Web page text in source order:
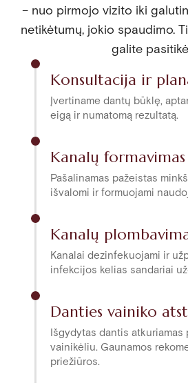
– nuo pirmojo vizito iki
netikėtumų, jokio spaudimo.
galite
Konsultacija ir
Įvertiname dantų būklę,
eigą ir numatomą rezultatą.
Kanalų formavimas
Pašalinamas pažeistas
išvalomi ir formuojami
Kanalų
Kanalai dezinfekuojami ir
infekcijos kelias sandariai
Danties vainiko
Išgydytas dantis atkuriamas
vainikėliu. Gaunamos
priežiūros.